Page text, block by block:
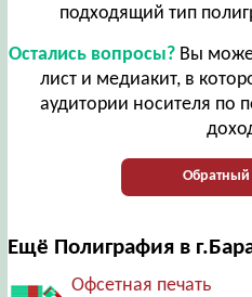
подходящий тип
Остались вопросы?Вы
лист и медиакит, в
аудитории носителя по
Обратный
Ещё Полиграфия в
Офсетная печать